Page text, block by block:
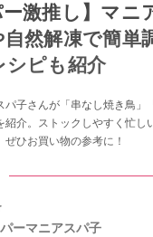
ー激推し】マニ
然解凍で簡単
シピも紹介
パ子さんが「串なし焼き鳥」
紹介。ストックしやすく忙し
ひお買い物の参考に！
ーマニアスパ子